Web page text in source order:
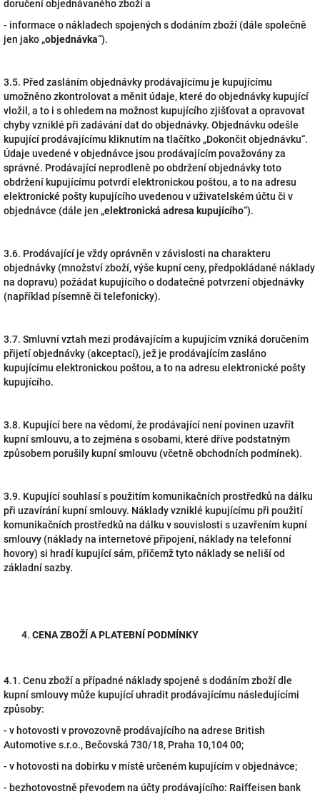
doručení objednávaného zboží a
- informace o nákladech spojených s dodáním zboží (dále společně
jen jako „objednávka“).
3.5. Před zasláním objednávky prodávajícímu je kupujícímu
umožněno zkontrolovat a měnit údaje, které do objednávky kupující
vložil, a to i s ohledem na možnost kupujícího zjišťovat a opravovat
chyby vzniklé při zadávání dat do objednávky. Objednávku odešle
kupující prodávajícímu kliknutím na tlačítko „Dokončit objednávku“.
Údaje uvedené v objednávce jsou prodávajícím považovány za
správné. Prodávající neprodleně po obdržení objednávky toto
obdržení kupujícímu potvrdí elektronickou poštou, a to na adresu
elektronické pošty kupujícího uvedenou v uživatelském účtu či v
objednávce (dále jen „elektronická adresa kupujícího“).
3.6. Prodávající je vždy oprávněn v závislosti na charakteru
objednávky (množství zboží, výše kupní ceny, předpokládané náklady
na dopravu) požádat kupujícího o dodatečné potvrzení objednávky
(například písemně či telefonicky).
3.7. Smluvní vztah mezi prodávajícím a kupujícím vzniká doručením
přijetí objednávky (akceptací), jež je prodávajícím zasláno
kupujícímu elektronickou poštou, a to na adresu elektronické pošty
kupujícího.
3.8. Kupující bere na vědomí, že prodávající není povinen uzavřít
kupní smlouvu, a to zejména s osobami, které dříve podstatným
způsobem porušily kupní smlouvu (včetně obchodních podmínek).
3.9. Kupující souhlasí s použitím komunikačních prostředků na dálku
při uzavírání kupní smlouvy. Náklady vzniklé kupujícímu při použití
komunikačních prostředků na dálku v souvislosti s uzavřením kupní
smlouvy (náklady na internetové připojení, náklady na telefonní
hovory) si hradí kupující sám, přičemž tyto náklady se neliší od
základní sazby.
CENA ZBOŽÍ A PLATEBNÍ PODMÍNKY
4.1. Cenu zboží a případné náklady spojené s dodáním zboží dle
kupní smlouvy může kupující uhradit prodávajícímu následujícími
způsoby:
- v hotovosti v provozovně prodávajícího na adrese British
Automotive s.r.o., Bečovská 730/18, Praha 10,104 00;
- v hotovosti na dobírku v místě určeném kupujícím v objednávce;
- bezhotovostně převodem na účty prodávajícího: Raiffeisen bank